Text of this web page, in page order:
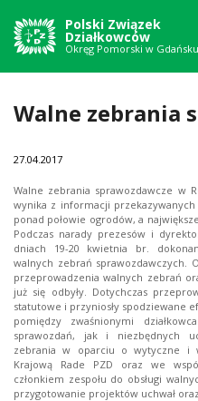
Polski Związek
Działkowców
Okręg Pomorski w Gdańsku
Walne zebrania
27 04.2017
Walne zebrania sprawozdawcze w
wynika z informacji
ponad połowie ogrodów, a
Podczas narady prezesów i
dniach 19-20 kwietnia br.
walnych zebrań sprawozdawczych.
przeprowadzenia walnych zebrań
już się odbyły. Dotychczas
statutowe i przyniosły spodziewane
pomiędzy zwaśnionymi
sprawozdań, jak i niezbędnych
zebrania w oparciu o wytyczne i
Krajową Rade PZD oraz we
członkiem zespołu do obsługi
przygotowanie projektów uchwał